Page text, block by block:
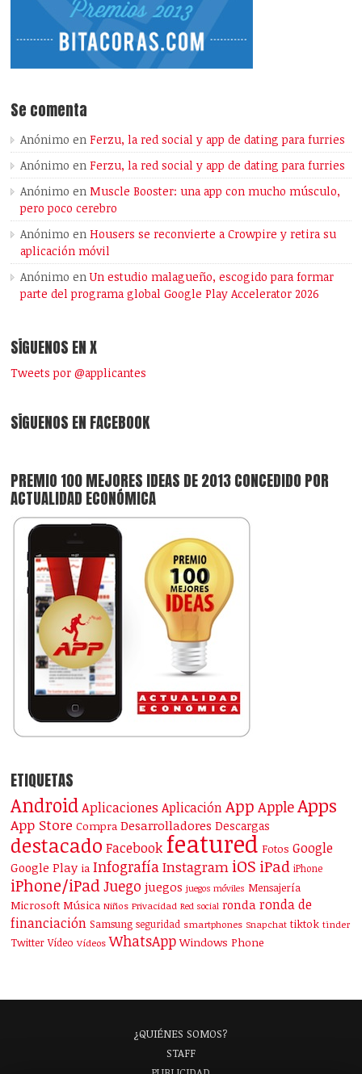
Se comenta
Anónimo enFerzu, la red social y app de dating para furries
Anónimo enFerzu, la red social y app de dating para furries
Anónimo enMuscle Booster: una app con mucho músculo,
pero poco cerebro
Anónimo enHousers se reconvierte a Crowpire y retira su
aplicación móvil
Anónimo enUn estudio malagueño, escogido para formar
parte del programa global Google Play Accelerator 2026
SÍGUENOS EN X
Tweets por @applicantes
SÍGUENOS EN FACEBOOK
PREMIO 100 MEJORES IDEAS DE 2013 CONCEDIDO POR
ACTUALIDAD ECONÓMICA
ETIQUETAS
Android Aplicaciones Aplicación App AppleApps
App Store Compra Desarrolladores Descargas
destacado Facebook featured Fotos Google
Google Play ia InfografíaInstagram iOS iPad iPhone
iPhone/iPad Juego juegos juegos móviles Mensajería
Microsoft Música Niños Privacidad Red social ronda ronda de
financiación Samsung seguridad smartphones Snapchat tiktok tinder
Twitter Vídeo Vídeos WhatsApp Windows Phone
¿QUIÉNES SOMOS?
STAFF